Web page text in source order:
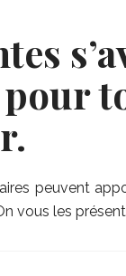
peuvent
vous les